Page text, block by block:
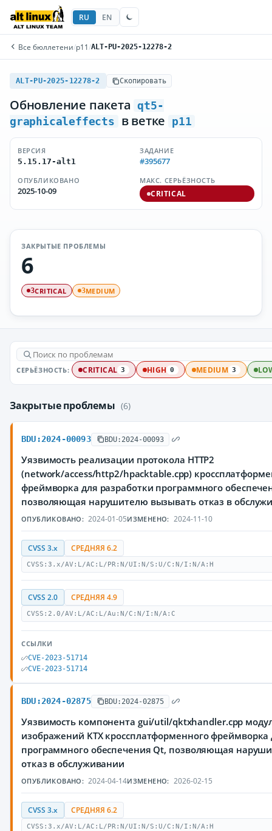
RU EN
Все бюллетени/p11 /ALT-PU-2025-12278-2
ALT-PU-2025-12278-2 Скопировать
Обновление пакета qt5-
graphicaleffects
в ветке p11
ВЕРСИЯ
5.15.17-alt1
ЗАДАНИЕ
#395677
ОПУБЛИКОВАНО
2025-10-09
МАКС. СЕРЬЁЗНОСТЬ
CRITICAL
ЗАКРЫТЫЕ ПРОБЛЕМЫ
6
3CRITICAL 3MEDIUM
СЕРЬЁЗНОСТЬ: CRITICAL 3 HIGH 0 MEDIUM 3
Закрытые проблемы (6)
BDU:2024-00093 BDU:2024-00093
Уязвимость реализации протокола HTTP2
(network/access/http2/hpacktable.cpp)
фреймворка для разработки программного
позволяющая нарушителю вызывать отказ в
ОПУБЛИКОВАНО: 2024-01-05ИЗМЕНЕНО: 2024-11-10
CVSS 3.x СРЕДНЯЯ 6.2
CVSS:3.x/AV:L/AC:L/PR:N/UI:N/S:U/C:N/I:N/A:H
CVSS 2.0 СРЕДНЯЯ 4.9
CVSS:2.0/AV:L/AC:L/Au:N/C:N/I:N/A:C
ССЫЛКИ
CVE-2023-51714
CVE-2023-51714
BDU:2024-02875 BDU:2024-02875
Уязвимость компонента gui/util/qktxhandler.cpp
изображений KTX кроссплатформенного фреймворка
программного обеспечения Qt, позволяющая
отказ в обслуживании
ОПУБЛИКОВАНО: 2024-04-14ИЗМЕНЕНО: 2026-02-15
CVSS 3.x СРЕДНЯЯ 6.2
CVSS:3.x/AV:L/AC:L/PR:N/UI:N/S:U/C:N/I:N/A:H